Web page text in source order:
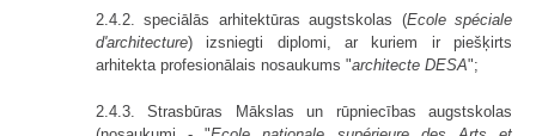
2.4.2. speciālās arhitektūras augstskolas (Ecole spéciale
d'architecture) izsniegti diplomi, ar kuriem ir piešķirts
arhitekta profesionālais nosaukums "architecte DESA";
2.4.3. Strasbūras Mākslas un rūpniecības augstskolas